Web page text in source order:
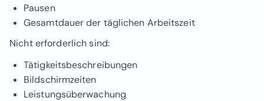
Pausen
Gesamtdauer der täglichen Arbeitszeit
Nicht erforderlich sind:
Tätigkeitsbeschreibungen
Bildschirmzeiten
Leistungsüberwachung